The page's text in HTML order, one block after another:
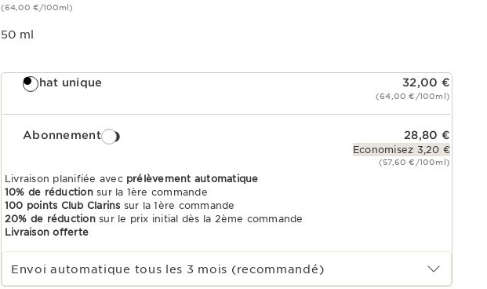
(64,00 €/100ml)
50 ml
Achat unique 32,00 €
(64,00 €/100ml)
Abonnement 28,80 €
Economisez 3,20 €
(57,60 €/100ml)
Livraison planifiée avec prélèvement automatique
10% de réductionsur la 1ère commande
100 points Club Clarins sur la 1ère commande
20% de réductionsur le prix initial dès la 2ème commande
Livraison offerte
Choisir la période d''abonnement
Envoi automatique tous les 3 mois (recommandé)